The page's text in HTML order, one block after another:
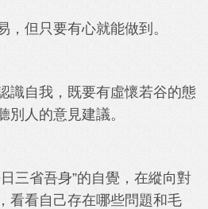
，但只要有心就能做到。
識自我，既要有虛懷若谷的態
別人的意見建議。
三省吾身”的自覺，在縱向對
看看自己存在哪些問題和毛